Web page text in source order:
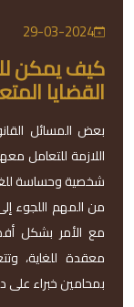
29-03-2024
كيف يمكن
القضايا
بعض المسائل
اللازمة للتعامل
شخصية وحساسة
من المهم اللجوء
مع الأمر بشكل
معقدة للغاية،
بمحامين خبراء على